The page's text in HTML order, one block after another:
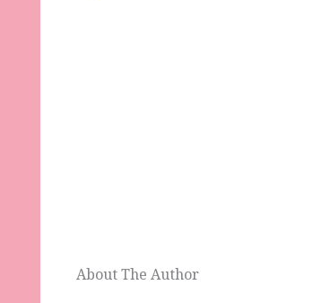
About The Author